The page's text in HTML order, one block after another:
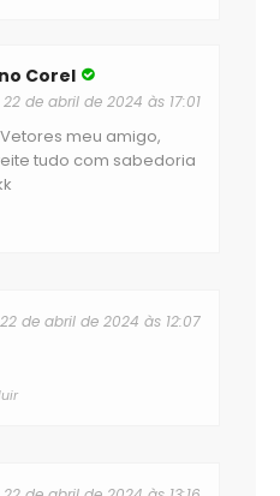
Corel
22 de abril de 2024 às 17:01
meu amigo,
tudo com sabedoria
22 de abril de 2024 às 12:07